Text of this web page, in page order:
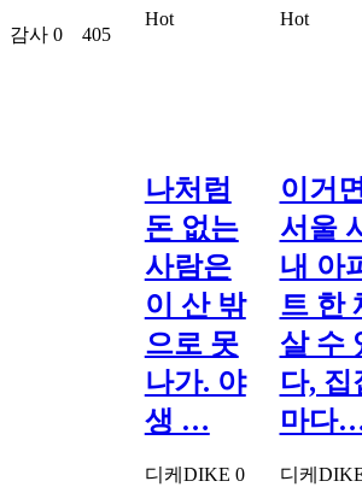
감사 0 405
Hot
나처럼
돈 없는
사람은
이 산 밖
으로 못
나가. 야
생 …
디케DIKE 0
Hot
이거면
서울
내 아
트 한
살 수
다, 집
마다
디케